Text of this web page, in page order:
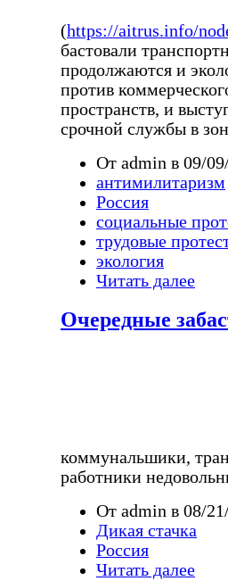
(https://aitrus.info/
бастовали
продолжаются и
против
пространств, и
срочной службы в
От admin в 09/
антимилитаризм
Россия
социальные
трудовые
экология
Читать далее
Очередные
коммунальшики,
работники
От admin в 08/
Дикая стачка
Россия
Читать далее